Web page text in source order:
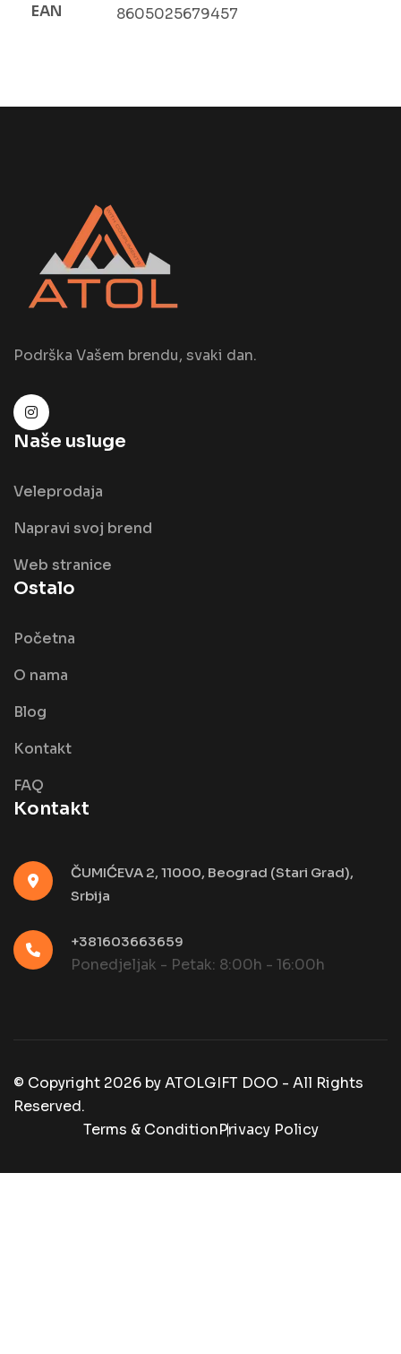
EAN 8605025679457
Podrška Vašem brendu, svaki dan.
Naše usluge
Veleprodaja
Napravi svoj brend
Web stranice
Ostalo
Početna
O nama
Blog
Kontakt
FAQ
Kontakt
ČUMIĆEVA 2, 11000, Beograd (Stari Grad),
Srbija
+381603663659
Ponedjeljak - Petak: 8:00h - 16:00h
© Copyright 2026 byATOLGIFT DOO - All Rights
Reserved.
Terms & ConditionPrivacy Policy